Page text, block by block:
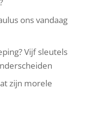
ons vandaag
Vijf sleutels
zijn morele